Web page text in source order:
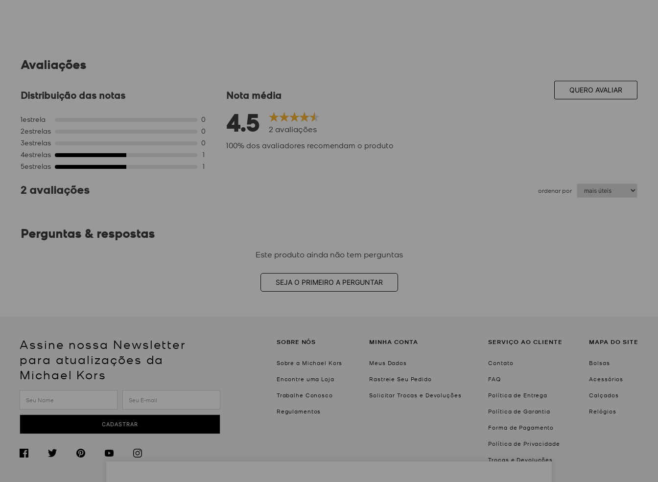
Avaliações
Distribuição das notas
1estrela
0
2estrelas
0
3estrelas
0
4estrelas
1
5estrelas 1
Nota média
4.5 2 avaliações
100% dos avaliadores recomendam o produto
QUERO AVALIAR
2 avaliações ordenar por
Perguntas & respostas
Este produto ainda não tem perguntas
SEJA O PRIMEIRO A PERGUNTAR
Assine nossa Newsletter
para atualizações da
Michael Kors
CADASTRAR
SOBRE NÓS
Sobre a Michael Kors
Encontre uma Loja
Trabalhe Conosco
Regulamentos
MINHA CONTA
Meus Dados
Rastreie Seu Pedido
Solicitar Trocas e Devoluções
SERVIÇO AO CLIENTE
Contato
FAQ
Política de Entrega
Política de Garantia
Forma de Pagamento
Política de Privacidade
Trocas e Devoluções
MAPA DO SITE
Bolsas
Acessórios
Calçados
Relógios